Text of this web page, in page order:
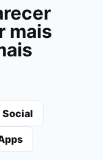
mais
Social